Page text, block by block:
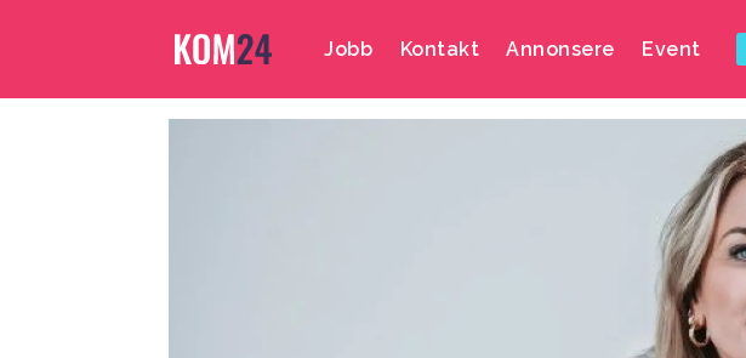
Jobb Kontakt Annonsere Event